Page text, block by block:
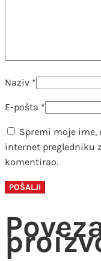
Naziv *
E-pošta *
Spremi moje
internet pregledniku
komentirao.